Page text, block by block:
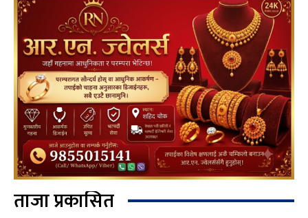
ताजा प्रकासित